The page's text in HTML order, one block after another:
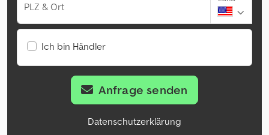
PLZ & Ort
Ich bin Händler
Anfrage senden
Datenschutzerklärung